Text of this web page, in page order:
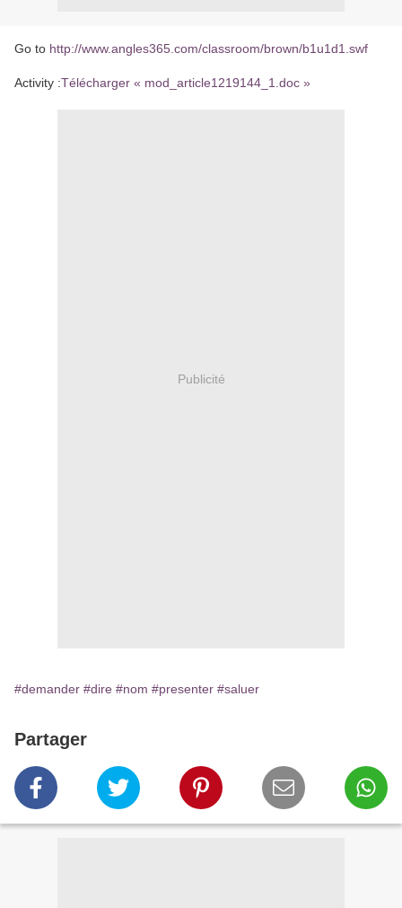
Go to http://www.angles365.com/classroom/brown/b1u1d1.swf
Activity :Télécharger « mod_article1219144_1.doc »
Publicité
#demander #dire #nom #presenter #saluer
Partager